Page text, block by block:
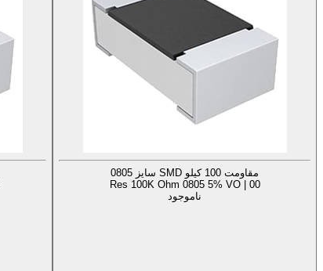
مقاومت 100 کیلو SMD سایز 0805
Res 100K Ohm 0805 5% VO | 00
ناموجود